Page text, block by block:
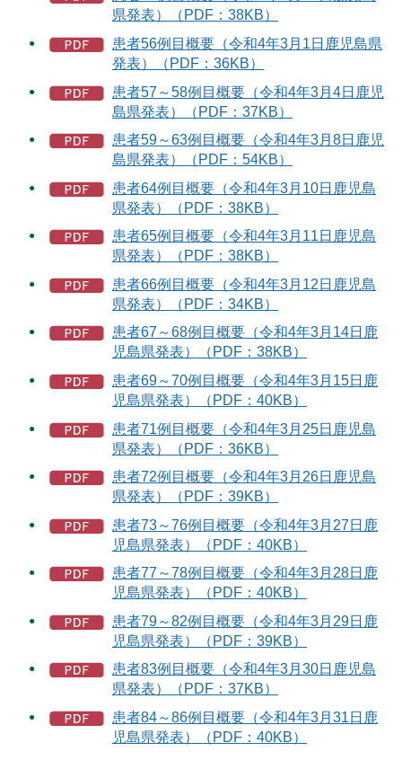
県発表）（PDF：38KB）
患者56例目概要（令和4年3月1日鹿児島県
発表）（PDF：36KB）
患者57～58例目概要（令和4年3月4日鹿児
島県発表）（PDF：37KB）
患者59～63例目概要（令和4年3月8日鹿児
島県発表）（PDF：54KB）
患者64例目概要（令和4年3月10日鹿児島
県発表）（PDF：38KB）
患者65例目概要（令和4年3月11日鹿児島
県発表）（PDF：38KB）
患者66例目概要（令和4年3月12日鹿児島
県発表）（PDF：34KB）
患者67～68例目概要（令和4年3月14日鹿
児島県発表）（PDF：38KB）
患者69～70例目概要（令和4年3月15日鹿
児島県発表）（PDF：40KB）
患者71例目概要（令和4年3月25日鹿児島
県発表）（PDF：36KB）
患者72例目概要（令和4年3月26日鹿児島
県発表）（PDF：39KB）
患者73～76例目概要（令和4年3月27日鹿
児島県発表）（PDF：40KB）
患者77～78例目概要（令和4年3月28日鹿
児島県発表）（PDF：40KB）
患者79～82例目概要（令和4年3月29日鹿
児島県発表）（PDF：39KB）
患者83例目概要（令和4年3月30日鹿児島
県発表）（PDF：37KB）
患者84～86例目概要（令和4年3月31日鹿
児島県発表）（PDF：40KB）